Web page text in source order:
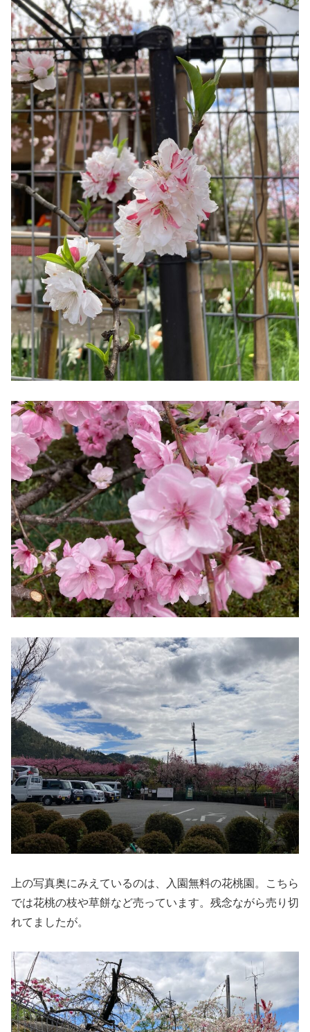
上の写真奥にみえているのは、入園無料の花桃園。こちら
では花桃の枝や草餅など売っています。残念ながら売り切
れてましたが。